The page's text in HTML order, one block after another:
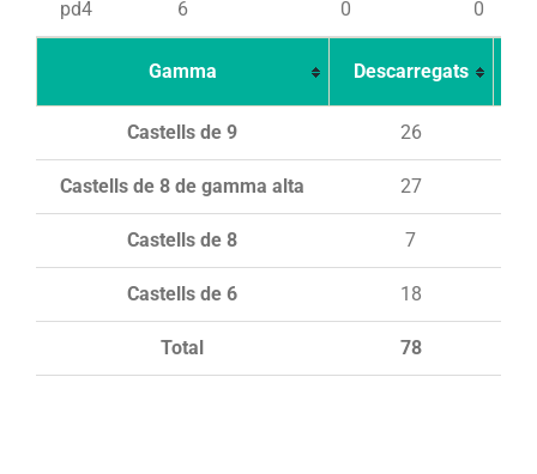
pd4 6 0 0
Gamma Descarregats
Total 78
Castells de 9 26
Castells de 8 de gamma alta 27
Castells de 8 7
Castells de 6 18